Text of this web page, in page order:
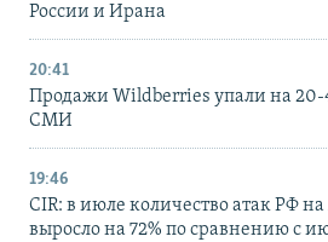
России и Ирана
20:41
Продажи Wildberries упали на 20-
СМИ
19:46
CIR: в июле количество атак РФ
выросло на 72% по сравнению с